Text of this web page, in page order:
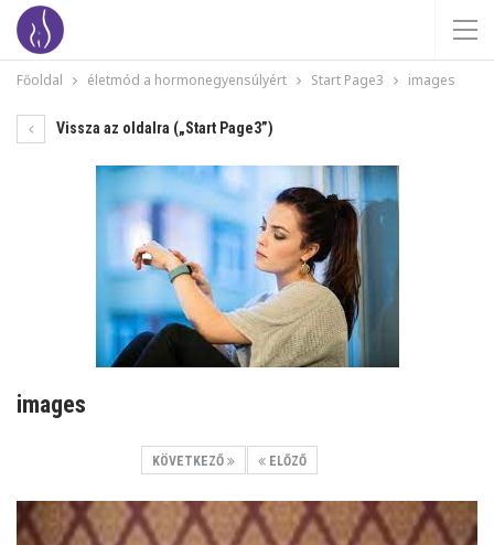
Főoldal életmód a hormonegyensúlyért Start Page3 images
Vissza az oldalra („Start Page3”)
images
KÖVETKEZŐ ELŐZŐ